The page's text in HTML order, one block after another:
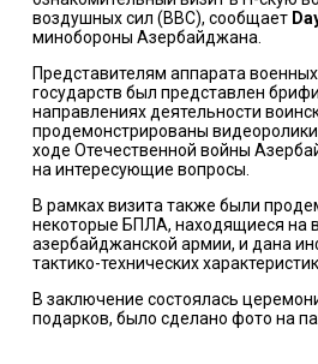
воздушных сил (ВВС), сообщает
минобороны Азербайджана.
Представителям аппарата
государств был представлен
направлениях деятельности
продемонстрированы
ходе Отечественной войны
на интересующие вопросы.
В рамках визита также были
некоторые БПЛА, находящиеся на
азербайджанской армии, и дана
тактико-технических
В заключение состоялась
подарков, было сделано фото на